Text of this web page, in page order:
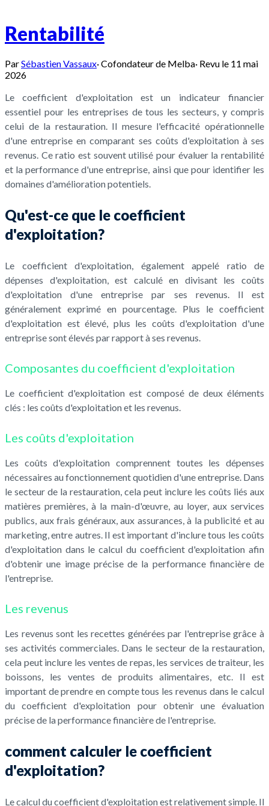
Rentabilité
ParSébastien Vassaux·Cofondateur de Melba· Revu le 11 mai
2026
Le coefficient d'exploitation est un indicateur financier
essentiel pour les entreprises de tous les secteurs, y compris
celui de la restauration. Il mesure l'efficacité opérationnelle
d'une entreprise en comparant ses coûts d'exploitation à ses
revenus. Ce ratio est souvent utilisé pour évaluer la rentabilité
et la performance d'une entreprise, ainsi que pour identifier les
domaines d'amélioration potentiels.
Qu'est-ce que le coefficient
d'exploitation?
Le coefficient d'exploitation, également appelé ratio de
dépenses d'exploitation, est calculé en divisant les coûts
d'exploitation d'une entreprise par ses revenus. Il est
généralement exprimé en pourcentage. Plus le coefficient
d'exploitation est élevé, plus les coûts d'exploitation d'une
entreprise sont élevés par rapport à ses revenus.
Composantes du coefficient d'exploitation
Le coefficient d'exploitation est composé de deux éléments
clés : les coûts d'exploitation et les revenus.
Les coûts d'exploitation
Les coûts d'exploitation comprennent toutes les dépenses
nécessaires au fonctionnement quotidien d'une entreprise. Dans
le secteur de la restauration, cela peut inclure les coûts liés aux
matières premières, à la main-d'œuvre, au loyer, aux services
publics, aux frais généraux, aux assurances, à la publicité et au
marketing, entre autres. Il est important d'inclure tous les coûts
d'exploitation dans le calcul du coefficient d'exploitation afin
d'obtenir une image précise de la performance financière de
l'entreprise.
Les revenus
Les revenus sont les recettes générées par l'entreprise grâce à
ses activités commerciales. Dans le secteur de la restauration,
cela peut inclure les ventes de repas, les services de traiteur, les
boissons, les ventes de produits alimentaires, etc. Il est
important de prendre en compte tous les revenus dans le calcul
du coefficient d'exploitation pour obtenir une évaluation
précise de la performance financière de l'entreprise.
comment calculer le coefficient
d'exploitation?
Le calcul du coefficient d'exploitation est relativement simple. Il